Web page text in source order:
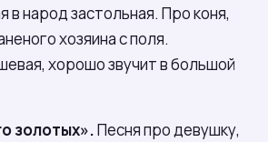
в народ застольная. Про коня,
хозяина с поля.
хорошо звучит в большой
золотых».Песня про девушку,